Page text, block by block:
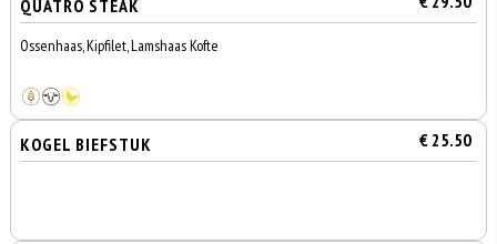
QUATRO STEAK
Ossenhaas, Kipfilet, Lamshaas Kofte
KOGEL BIEFSTUK € 25.50